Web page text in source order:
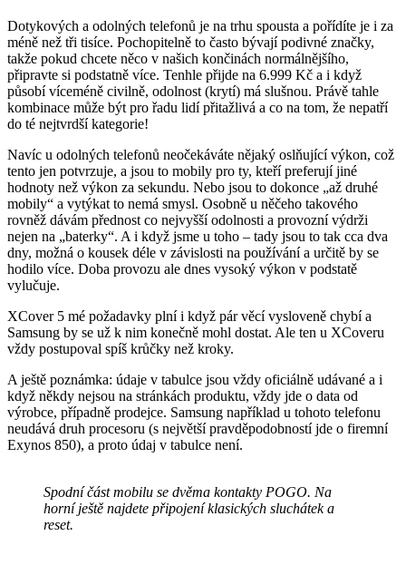
Dotykových a odolných telefonů je na trhu spousta a pořídíte je i za
méně než tři tisíce. Pochopitelně to často bývají podivné značky,
takže pokud chcete něco v našich končinách normálnějšího,
připravte si podstatně více. Tenhle přijde na 6.999 Kč a i když
působí víceméně civilně, odolnost (krytí) má slušnou. Právě tahle
kombinace může být pro řadu lidí přitažlivá a co na tom, že nepatří
do té nejtvrdší kategorie!
Navíc u odolných telefonů neočekáváte nějaký oslňující výkon, což
tento jen potvrzuje, a jsou to mobily pro ty, kteří preferují jiné
hodnoty než výkon za sekundu. Nebo jsou to dokonce „až druhé
mobily“ a vytýkat to nemá smysl. Osobně u něčeho takového
rovněž dávám přednost co nejvyšší odolnosti a provozní výdrži
nejen na „baterky“. A i když jsme u toho – tady jsou to tak cca dva
dny, možná o kousek déle v závislosti na používání a určitě by se
hodilo více. Doba provozu ale dnes vysoký výkon v podstatě
vylučuje.
XCover 5 mé požadavky plní i když pár věcí vysloveně chybí a
Samsung by se už k nim konečně mohl dostat. Ale ten u XCoveru
vždy postupoval spíš krůčky než kroky.
A ještě poznámka: údaje v tabulce jsou vždy oficiálně udávané a i
když někdy nejsou na stránkách produktu, vždy jde o data od
výrobce, případně prodejce. Samsung například u tohoto telefonu
neudává druh procesoru (s největší pravděpodobností jde o firemní
Exynos 850), a proto údaj v tabulce není.
Spodní část mobilu se dvěma kontakty POGO. Na
horní ještě najdete připojení klasických sluchátek a
reset.